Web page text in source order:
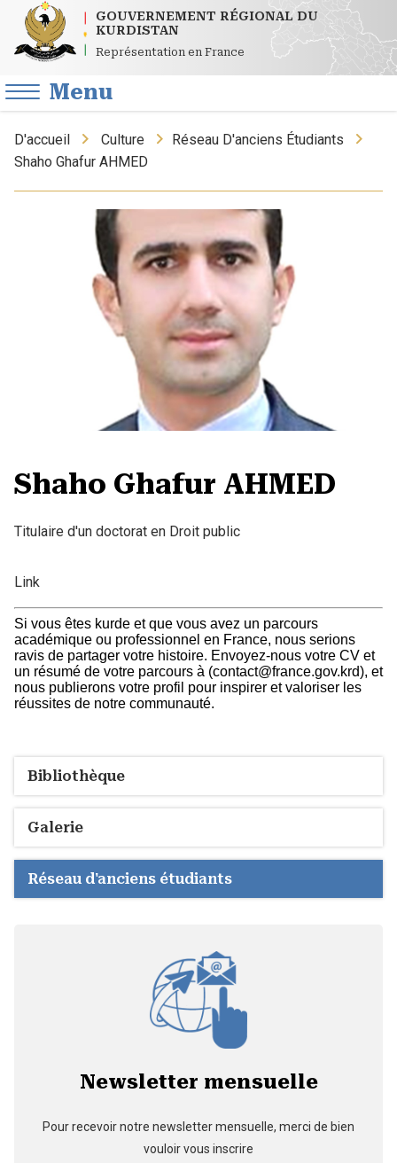
GOUVERNEMENT RÉGIONAL DU
KURDISTAN
Représentation en France
Menu
D'accueil Culture
Réseau D'anciens Étudiants
Shaho Ghafur AHMED
Bibliothèque
Galerie
Réseau d'anciens étudiants
Newsletter mensuelle
Pour recevoir notre newsletter mensuelle, merci de bien
vouloir vous inscrire
Shaho Ghafur AHMED
Titulaire d'un doctorat en Droit public
Link
Si vous êtes kurde et que vous avez un parcours
académique ou professionnel en France, nous serions
ravis de partager votre histoire. Envoyez-nous votre CV et
un résumé de votre parcours à (contact@france.gov.krd), et
nous publierons votre profil pour inspirer et valoriser les
réussites de notre communauté.